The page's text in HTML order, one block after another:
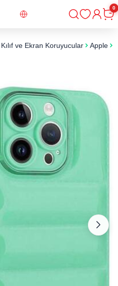
Giriş
0
Kılıf ve Ekran Koruyucular Apple